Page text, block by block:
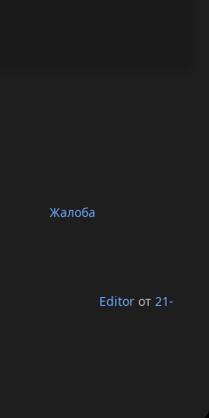
Жалоба
Editor от 21-